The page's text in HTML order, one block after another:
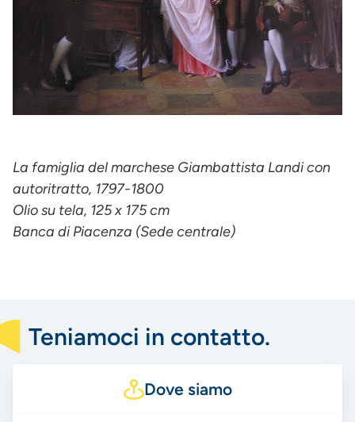
La famiglia del marchese Giambattista Landi con
autoritratto, 1797-1800
Olio su tela, 125 x 175 cm
Banca di Piacenza (Sede centrale)
Teniamoci in contatto.
Dove siamo